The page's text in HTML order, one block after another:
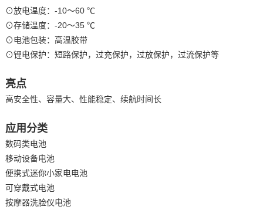
⊙放电温度：-10～60 ℃
⊙存储温度：-20～35 ℃
⊙电池包装：高温胶带
⊙锂电保护：短路保护，过充保护，过放保护，过流保护等
亮点
高安全性、容量大、性能稳定、续航时间长
应用分类
数码类电池
移动设备电池
便携式迷你小家电电池
可穿戴式电池
按摩器洗脸仪电池